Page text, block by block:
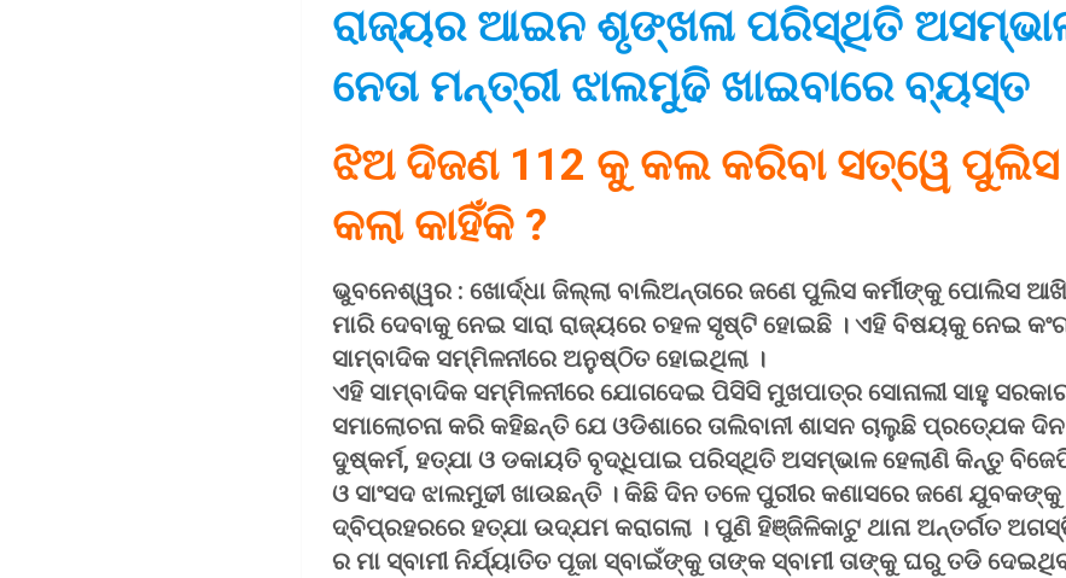
ରାଜ୍ୟର ଆଇନ ଶୃଙ୍ଖଳା ପରିସ୍ଥିତି
ନେତା ମନ୍ତ୍ରୀ ଝାଲମୁଢି ଖାଇବାରେ ବ୍ୟସ୍ତ
ଝିଅ ଦିଜଣ 112 କୁ କଲ କରିବା ସତ୍ୱେ
କଲା କାହିଁକି ?
ଭୁବନେଶ୍ୱର : ଖୋର୍ଦ୍ଧା ଜିଲ୍ଲା ବାଲିଅନ୍ତାରେ ଜଣେ ପୁଲିସ କର୍ମୀଙ୍କୁ ପୋଲିସ
ମାରି ଦେବାକୁ ନେଇ ସାରା ରାଜ୍ୟରେ ଚହଳ ସୃଷ୍ଟି ହୋଇଛି । ଏହି ବିଷୟକୁ ନେଇ
ସାମ୍ବାଦିକ ସମ୍ମିଳନୀରେ ଅନୁଷ୍ଠିତ ହୋଇଥିଲା ।
ଏହି ସାମ୍ବାଦିକ ସମ୍ମିଳନୀରେ ଯୋଗଦେଇ ପିସିସି ମୁଖପାତ୍ର ସୋନାଲୀ ସାହୁ
ସମାଲୋଚନା କରି କହିଛନ୍ତି ଯେ ଓଡିଶାରେ ତାଲିବାନୀ ଶାସନ ଚାଲୁଛି ପ୍ରତ୍ଯେକ
ଦୁଷ୍କର୍ମ, ହତ୍ଯା ଓ ଡକାୟତି ବୃଦ୍ଧିପାଇ ପରିସ୍ଥିତି ଅସମ୍ଭାଳ ହେଲାଣି କିନ୍ତୁ
ଓ ସାଂସଦ ଝାଲମୁଢୀ ଖାଉଛନ୍ତି । କିଛି ଦିନ ତଳେ ପୁରୀର କଣାସରେ ଜଣେ
ଦ୍ବିପ୍ରହରରେ ହତ୍ଯା ଉଦ୍ଯମ କରାଗଲା । ପୁଣି ହିଞ୍ଜିଳିକାଟୁ ଥାନା ଅନ୍ତର୍ଗତ
ର ମା ସ୍ବାମୀ ନିର୍ଯ୍ୟାତିତ ପୂଜା ସ୍ବାଇଁଙ୍କୁ ତାଙ୍କ ସ୍ବାମୀ ତାଙ୍କୁ ଘରୁ ତଡି